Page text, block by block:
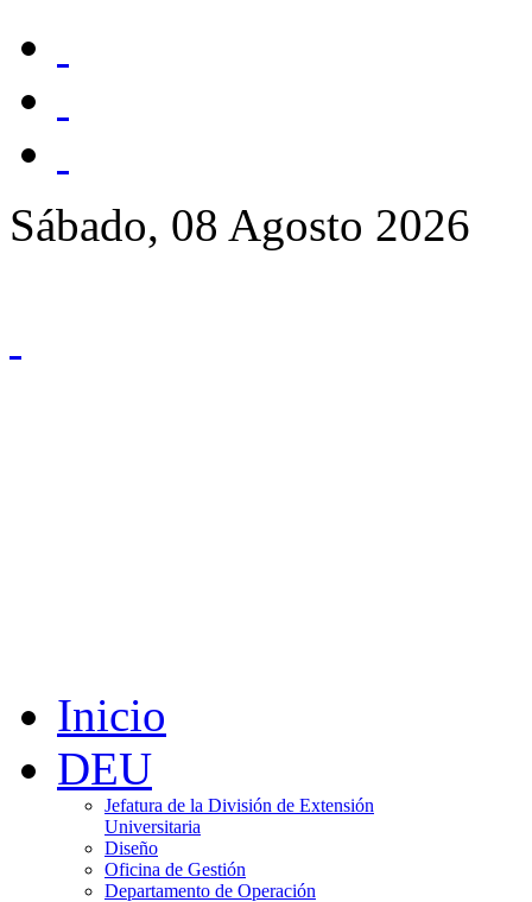
Sábado, 08 Agosto 2026
Inicio
DEU
Jefatura de la División de Extensión
Universitaria
Diseño
Oficina de Gestión
Departamento de Operación